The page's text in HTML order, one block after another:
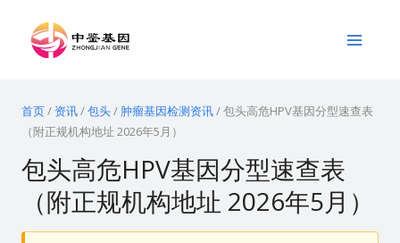
Menu
首页/ 资讯/包头/ 肿瘤基因检测资讯/包头高危HPV基因分型速查表
（附正规机构地址 2026年5月）
包头高危HPV基因分型速查表
（附正规机构地址 2026年5月）